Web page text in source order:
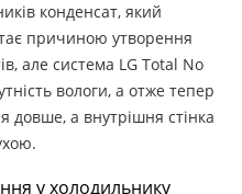
конденсат, який
причиною утворення
але система LG Total No
вологи, а отже тепер
довше, а внутрішня стінка